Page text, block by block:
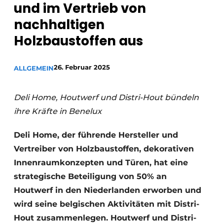
Einladung zu einem Rundtischgespräch - 20 Jahre
Profil
Ein Stellenangebot registrieren
Werben
und im Vertrieb von
nachhaltigen
Holzbaustoffen aus
ALLGEMEIN26. Februar 2025
Deli Home, Houtwerf und Distri-Hout bündeln
ihre Kräfte in Benelux
Deli Home, der führende Hersteller und
Vertreiber von Holzbaustoffen, dekorativen
Innenraumkonzepten und Türen, hat eine
strategische Beteiligung von 50% an
Houtwerf in den Niederlanden erworben und
wird seine belgischen Aktivitäten mit Distri-
Hout zusammenlegen. Houtwerf und Distri-